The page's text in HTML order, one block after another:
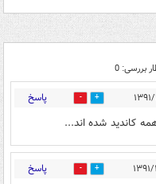
بررسی: 0
0 پاسخ
کاندید شده اند...
0 پاسخ